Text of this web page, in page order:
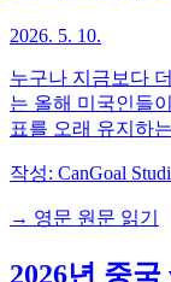
2026. 5. 10.
누구나 지금보다
는 올해 미국인들
표를 오래 유지하
작성: CanGoal
→ 영문 원문 읽기
2026년 중